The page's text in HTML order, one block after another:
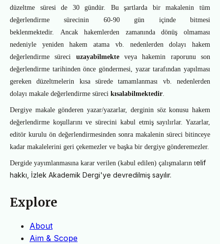
düzeltme süresi de 30 gündür. Bu şartlarda bir makalenin tüm
değerlendirme sürecinin 60-90 gün içinde bitmesi
beklenmektedir. Ancak hakemlerden zamanında dönüş olmaması
nedeniyle yeniden hakem atama vb. nedenlerden dolayı hakem
değerlendirme süreci uzayabilmekteveya hakemin raporunuson
değerlendirme tarihinden önce göndermesi, yazar tarafından yapılması
gereken düzeltmelerin kısa sürede tamamlanması vb. nedenlerden
dolayı makale değerlendirme süreci kısalabilmektedir.
Dergiye makale gönderen yazar/yazarlar, derginin söz konusu hakem
değerlendirme koşullarını ve sürecini kabul etmiş sayılırlar. Yazarlar,
editör kurulu ön değerlendirmesinden sonra makalenin süreci bitinceye
kadar makalelerini geri çekemezler ve başka bir dergiye gönderemezler.
Dergide yayımlanmasına karar verilen (kabul edilen) çalışmaların telif
hakkı, İzlek Akademik Dergi'ye devredilmiş sayılır.
Explore
About
Aim & Scope